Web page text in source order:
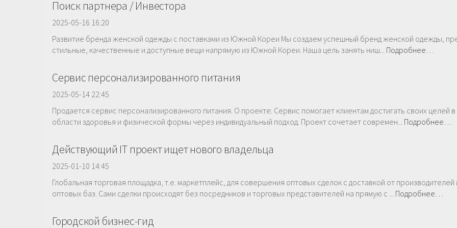
Поиск партнера / Инвестора
2025-05-16 16:20
Развитие бренда женской одежды с поставками из Южной Кореи Мы создаем успешный бренд женской одежды,
стильные, качественные и доступные вещи напрямую из Южной Кореи. Наша цель занять ниш... Подробнее…
Сервис персонализированного питания
2025-05-14 22:45
Продается сервис персонализированного питания. О прoeкте: Сервис помогает клиентам достигать своих целей в
области здоровья и физической формы через индивидуальный подход. Проект сочетает современ... Подробнее…
Действующий IT проект ищет нового владельца
2025-01-10 14:45
Глобальная торговая площадка, т.е. маркетплейс, для совершения оптовых сделок с доставкой от производителей
оптовых баз. Сами сделки происходят без посредников и торговых представителей на прямую с ... Подробнее…
Городской бизнес-гид